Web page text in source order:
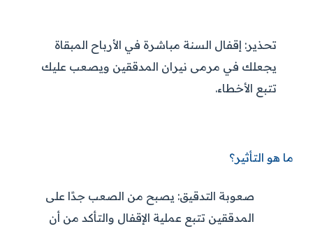
تحذير: إقفال السنة مباشرة في الأرباح المبقاة
يجعلك في مرمى نيران المدققين ويصعب عليك
تتبع الأخطاء.
ما هو التأثير؟
صعوبة التدقيق: يصبح من الصعب جدًا على
المدققين تتبع عملية الإقفال والتأكد من أن